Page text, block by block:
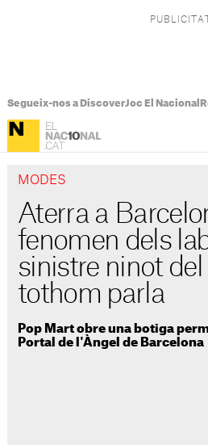
Segueix-nos a DiscoverJoc El Nacional
MODES
Aterra a
fenomen dels
sinistre ninot del
tothom parla
Pop Mart obre una botiga
Portal de l'Àngel de Barcelona